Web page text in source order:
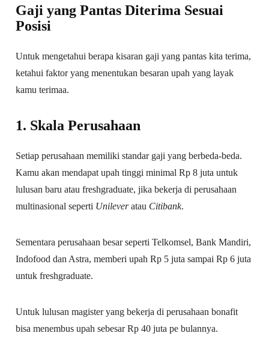
Gaji yang Pantas Diterima Sesuai
Posisi
Untuk mengetahui berapa kisaran gaji yang pantas kita terima,
ketahui faktor yang menentukan besaran upah yang layak
kamu terimaa.
1. Skala Perusahaan
Setiap perusahaan memiliki standar gaji yang berbeda-beda.
Kamu akan mendapat upah tinggi minimal Rp 8 juta untuk
lulusan baru atau freshgraduate, jika bekerja di perusahaan
multinasional seperti Unileveratau Citibank.
Sementara perusahaan besar seperti Telkomsel, Bank Mandiri,
Indofood dan Astra, memberi upah Rp 5 juta sampai Rp 6 juta
untuk freshgraduate.
Untuk lulusan magister yang bekerja di perusahaan bonafit
bisa menembus upah sebesar Rp 40 juta pe bulannya.